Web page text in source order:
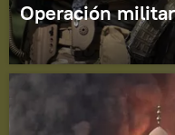
Operación